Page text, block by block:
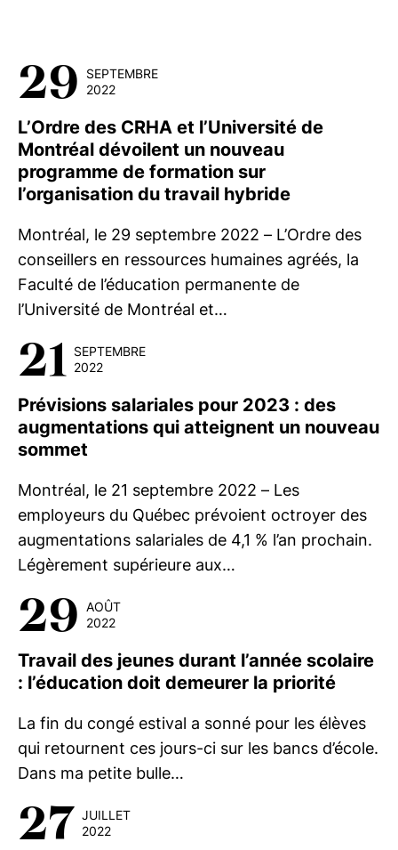
29
SEPTEMBRE
2022
L’Ordre des CRHA et l’Université de
Montréal dévoilent un nouveau
programme de formation sur
l’organisation du travail hybride
Montréal, le 29 septembre 2022 – L’Ordre des
conseillers en ressources humaines agréés, la
Faculté de l’éducation permanente de
l’Université de Montréal et…
21
SEPTEMBRE
2022
Prévisions salariales pour 2023 : des
augmentations qui atteignent un nouveau
sommet
Montréal, le 21 septembre 2022 – Les
employeurs du Québec prévoient octroyer des
augmentations salariales de 4,1 % l’an prochain.
Légèrement supérieure aux…
29 AOÛT
2022
Travail des jeunes durant l’année scolaire
: l’éducation doit demeurer la priorité
La fin du congé estival a sonné pour les élèves
qui retournent ces jours-ci sur les bancs d’école.
Dans ma petite bulle…
27 JUILLET
2022